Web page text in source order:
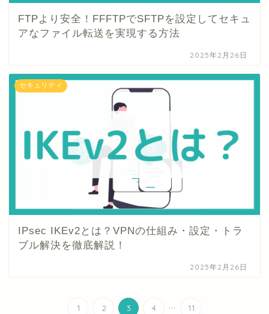
FTPより安全！FFFTPでSFTPを設定してセキュ
アなファイル転送を実現する方法
2025年2月26日
セキュリティ
IPsec IKEv2とは？VPNの仕組み・設定・トラ
ブル解決を徹底解説！
2025年2月26日
1 2 3 4 ... 11